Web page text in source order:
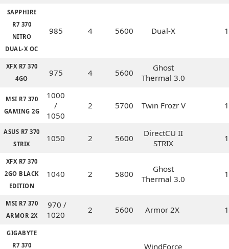
SAPPHIRE
R7 370
NITRO
DUAL-X OC
985 4 5600 Dual-X
XFX R7 370
4GO
975 4 5600
Ghost
Thermal 3.0
MSI R7 370
GAMING 2G
1000
/
1050
2 5700 Twin Frozr V
ASUS R7 370
STRIX
1050 2 5600
DirectCU II
STRIX
XFX R7 370
2GO BLACK
EDITION
1040 2 5800
Ghost
Thermal 3.0
MSI R7 370
ARMOR 2X
970 /
1020
2 5600 Armor 2X
GIGABYTE
R7 370
WindForce